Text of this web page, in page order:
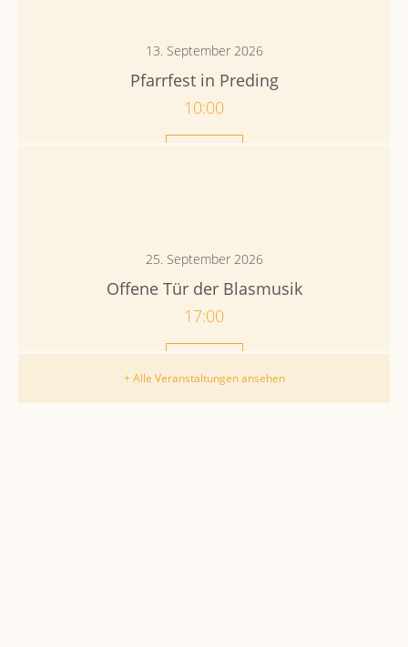
13. September 2026
Pfarrfest in Preding
10:00
25. September 2026
Offene Tür der Blasmusik
17:00
Mehr
+ Alle Veranstaltungen ansehen